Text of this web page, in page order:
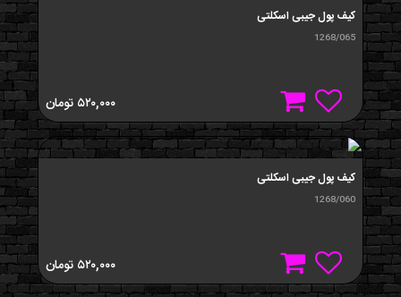
کیف پول جیبی اسکلتی
1268/065
۵۲۰,۰۰۰ تومان
کيف پول جیبی اسکلتی
1268/060
۵۲۰,۰۰۰ تومان